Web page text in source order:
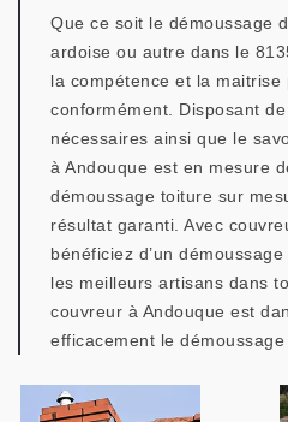
Que ce soit le démoussage
ardoise ou autre dans le
la compétence et la
conformément. Disposant
nécessaires ainsi que le
à Andouque est en mesure
démoussage toiture sur
résultat garanti. Avec
bénéficiez d’un
les meilleurs artisans dans
couvreur à Andouque est
efficacement le